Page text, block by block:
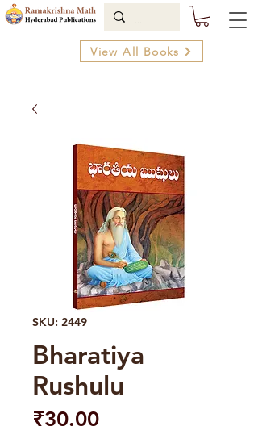
View All Books
SKU: 2449
Bharatiya
Rushulu
₹30.00Price